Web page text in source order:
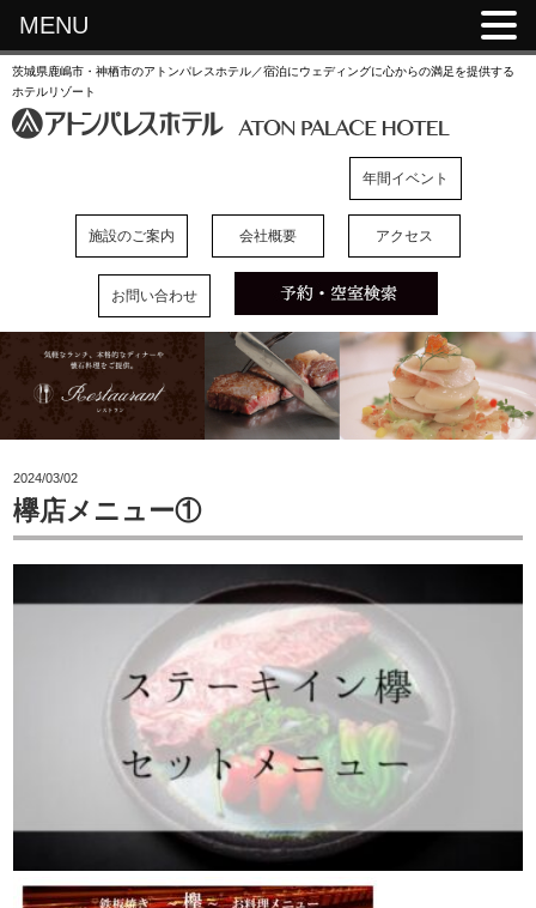
茨城県鹿嶋市・神栖市のアトンパレスホテル／宿泊にウェディングに心からの満足を提供する
ホテルリゾート
年間イベント
施設のご案内 会社概要 アクセス
お問い合わせ
欅店メニュー①
2024/03/02
MENU